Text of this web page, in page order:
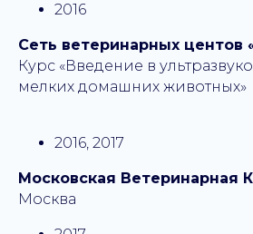
2016
Сеть ветеринарных центов
Курс «Введение в
мелких домашних животных»
2016, 2017
Московская Ветеринарная
Москва